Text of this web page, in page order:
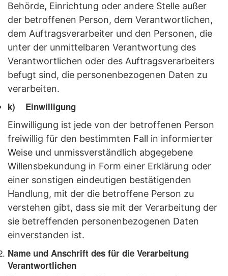
Behörde, Einrichtung oder andere Stelle außer
der betroffenen Person, dem Verantwortlichen,
dem Auftragsverarbeiter und den Personen, die
unter der unmittelbaren Verantwortung des
Verantwortlichen oder des Auftragsverarbeiters
befugt sind, die personenbezogenen Daten zu
verarbeiten.
k) Einwilligung
Einwilligung ist jede von der betroffenen Person
freiwillig für den bestimmten Fall in informierter
Weise und unmissverständlich abgegebene
Willensbekundung in Form einer Erklärung oder
einer sonstigen eindeutigen bestätigenden
Handlung, mit der die betroffene Person zu
verstehen gibt, dass sie mit der Verarbeitung der
sie betreffenden personenbezogenen Daten
einverstanden ist.
Name und Anschrift des für die Verarbeitung
Verantwortlichen